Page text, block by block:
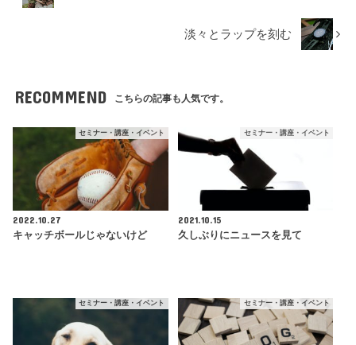
淡々とラップを刻む
RECOMMEND こちらの記事も人気です。
セミナー・講座・イベント
2022.10.27
キャッチボールじゃないけど
セミナー・講座・イベント
2021.10.15
久しぶりにニュースを見て
セミナー・講座・イベント セミナー・講座・イベント